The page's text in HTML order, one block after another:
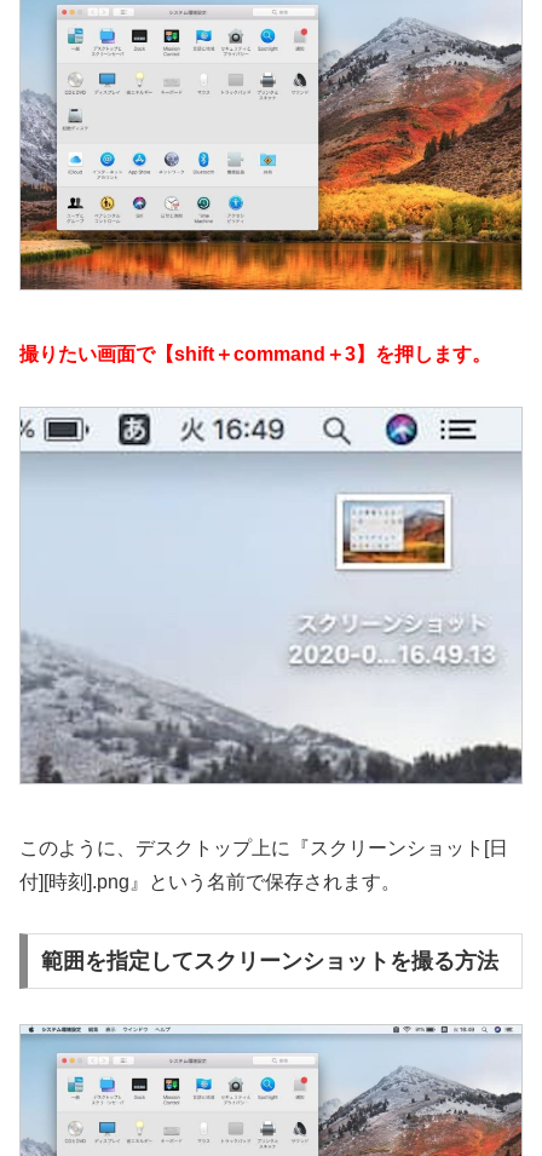
撮りたい画面で【shift＋command＋3】を押します。
このように、デスクトップ上に『スクリーンショット[日
付][時刻].png』という名前で保存されます。
範囲を指定してスクリーンショットを撮る方法